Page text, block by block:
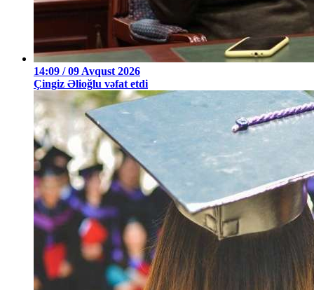
14:09 / 09 Avqust 2026
Çingiz Əlioğlu vəfat etdi